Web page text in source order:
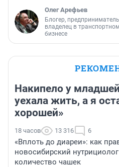
Олег Арефьев
Блогер,
владелец в транспортном
бизнесе
Накипело у
уехала жить, а я
хорошей»
18 часов 13 316 6
«Вплоть до диареи»: как
новосибирский
количество чашек